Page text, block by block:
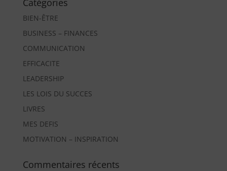
BIEN-ÊTRE
BUSINESS – FINANCES
COMMUNICATION
EFFICACITE
LEADERSHIP
LES LOIS DU SUCCES
LIVRES
MES DEFIS
MOTIVATION – INSPIRATION
Commentaires récents